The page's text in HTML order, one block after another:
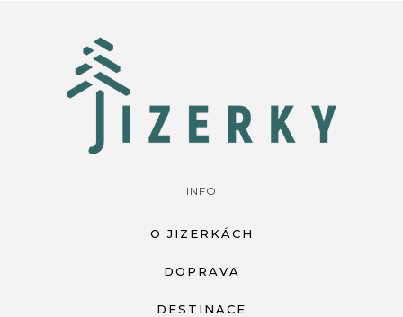
INFO
O JIZERKÁCH
DOPRAVA
DESTINACE